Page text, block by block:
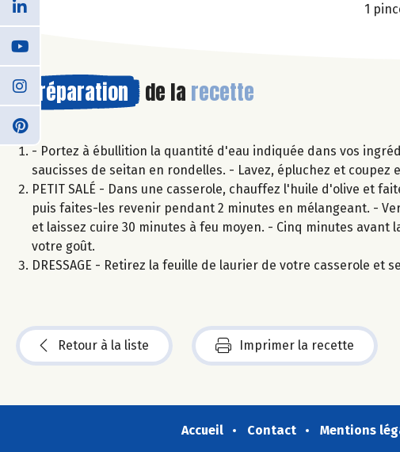
1
Préparation de la recette
- Portez à ébullition la quantité d'eau indiquée dans vos
saucisses de seitan en rondelles. - Lavez, épluchez et
PETIT SALÉ - Dans une casserole, chauffez l'huile d'olive et
puis faites-les revenir pendant 2 minutes en mélangeant. -
et laissez cuire 30 minutes à feu moyen. - Cinq minutes avant
votre goût.
DRESSAGE - Retirez la feuille de laurier de votre casserole
Retour à la liste Imprimer la recette
Accueil Contact Mentions